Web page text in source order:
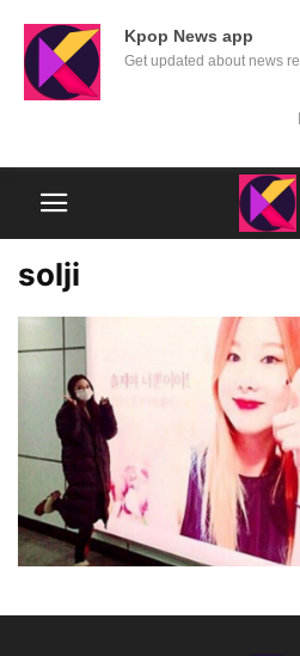
Kpop News app
Get updated about news
solji